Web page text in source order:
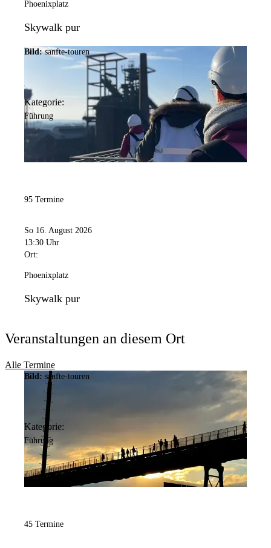
Phoenixplatz
Skywalk pur
Bild: sanfte-touren
Kategorie:
Führung
95 Termine
So 16. August 2026
13:30 Uhr
Ort:
Phoenixplatz
Skywalk pur
Veranstaltungen an diesem Ort
Alle Termine
Bild: sanfte-touren
Kategorie:
Führung
45 Termine